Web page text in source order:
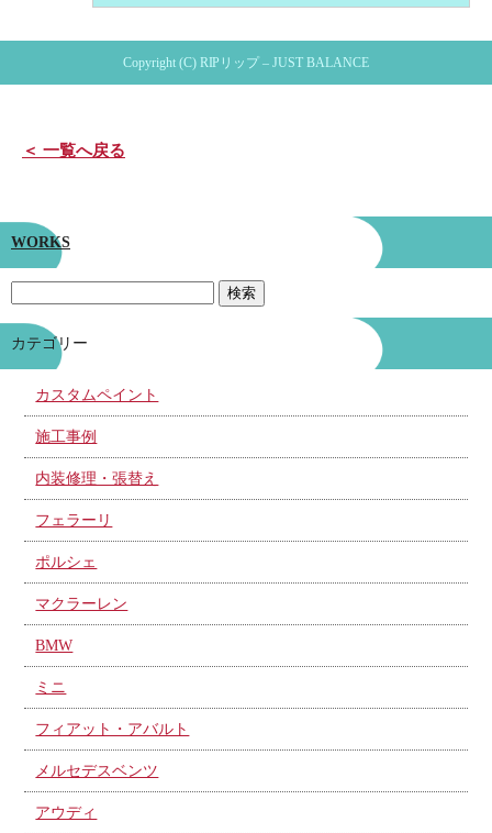
Copyright (C) RIPリップ – JUST BALANCE
＜ 一覧へ戻る
WORKS
カテゴリー
カスタムペイント
施工事例
内装修理・張替え
フェラーリ
ポルシェ
マクラーレン
BMW
ミニ
フィアット・アバルト
メルセデスベンツ
アウディ